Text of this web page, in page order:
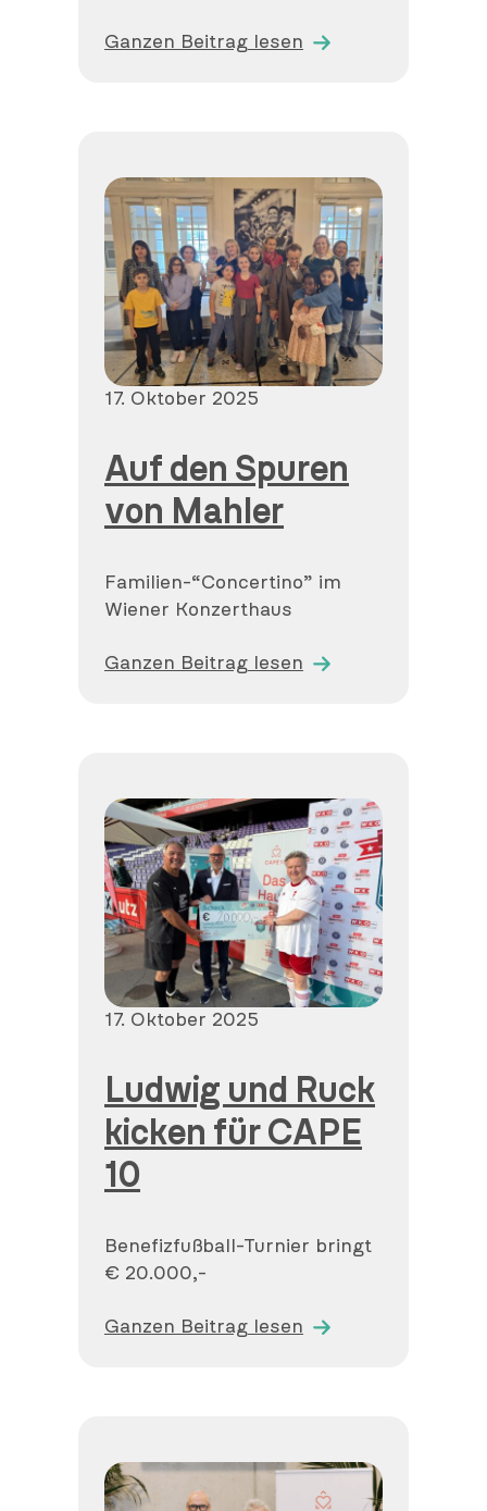
Ganzen Beitrag lesen
Veröffentlicht
17. Oktober 2025
Auf den Spuren
von Mahler
Familien-“Concertino” im
Wiener Konzerthaus
Ganzen Beitrag lesen
Veröffentlicht
17. Oktober 2025
Ludwig und Ruck
kicken für CAPE
10
Benefizfußball-Turnier bringt
€ 20.000,-
Ganzen Beitrag lesen